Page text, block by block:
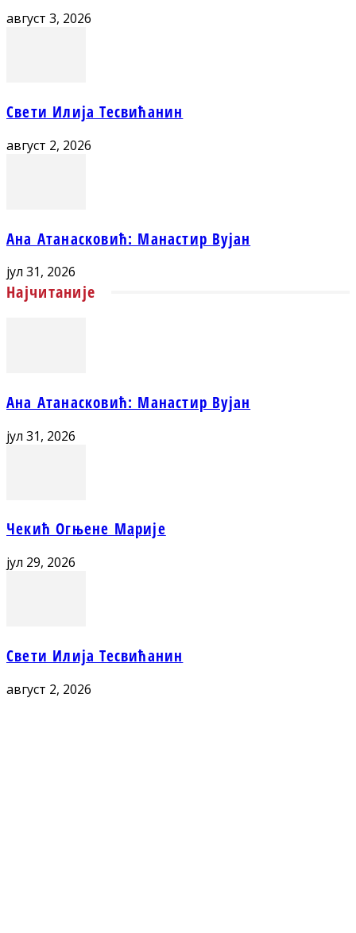
август 3, 2026
Свети Илија Тесвићанин
август 2, 2026
Ана Атанасковић: Манастир Вујан
јул 31, 2026
Најчитаније
Ана Атанасковић: Манастир Вујан
јул 31, 2026
Чекић Огњене Марије
јул 29, 2026
Свети Илија Тесвићанин
август 2, 2026